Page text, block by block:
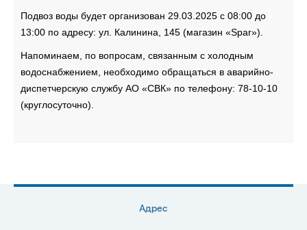
Подвоз воды будет организован 29.03.2025 с 08:00 до
13:00 по адресу: ул. Калинина, 145 (магазин «Spar»).
Напоминаем, по вопросам, связанным с холодным
водоснабжением, необходимо обращаться в аварийно-
диспетчерскую службу АО «СВК» по телефону: 78-10-10
(круглосуточно).
Адрес